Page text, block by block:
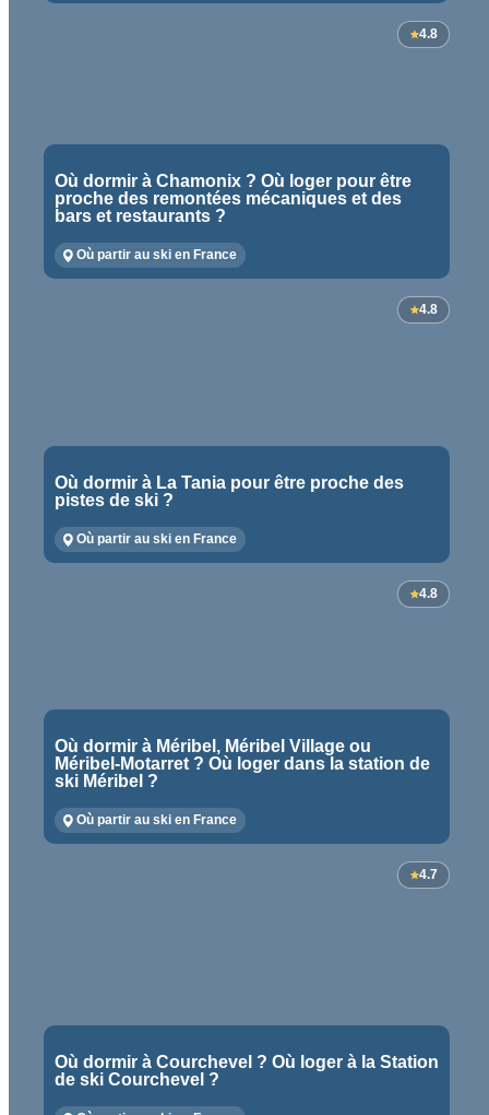
4.8
Où dormir à Chamonix ? Où loger pour être
proche des remontées mécaniques et des
bars et restaurants ?
Où partir au ski en France
4.8
Où dormir à La Tania pour être proche des
pistes de ski ?
Où partir au ski en France
4.8
Où dormir à Méribel, Méribel Village ou
Méribel-Motarret ? Où loger dans la station de
ski Méribel ?
Où partir au ski en France
4.7
Où dormir à Courchevel ? Où loger à la Station
de ski Courchevel ?